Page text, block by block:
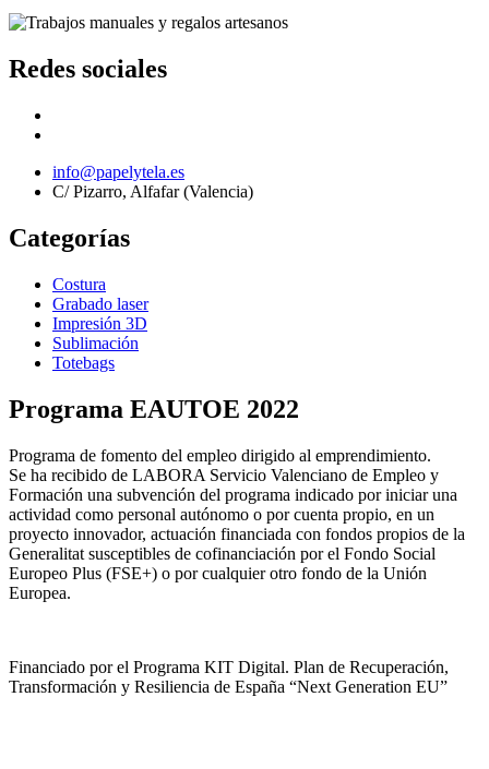
Redes sociales
info@papelytela.es
C/ Pizarro, Alfafar (Valencia)
Categorías
Costura
Grabado laser
Impresión 3D
Sublimación
Totebags
Programa EAUTOE 2022
Programa de fomento del empleo dirigido al emprendimiento.
Se ha recibido de LABORA Servicio Valenciano de Empleo y
Formación una subvención del programa indicado por iniciar una
actividad como personal autónomo o por cuenta propio, en un
proyecto innovador, actuación financiada con fondos propios de la
Generalitat susceptibles de cofinanciación por el Fondo Social
Europeo Plus (FSE+) o por cualquier otro fondo de la Unión
Europea.
Financiado por el Programa KIT Digital. Plan de Recuperación,
Transformación y Resiliencia de España “Next Generation EU”